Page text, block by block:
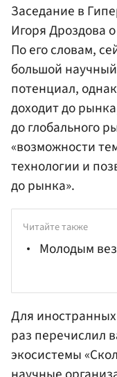
Заседание в
Игоря Дроздова
По его словам,
большой
потенциал,
доходит до
до глобального
«возможности
технологии и
до рынка».
Читайте также
Молодым
Для
раз перечислил
экосистемы